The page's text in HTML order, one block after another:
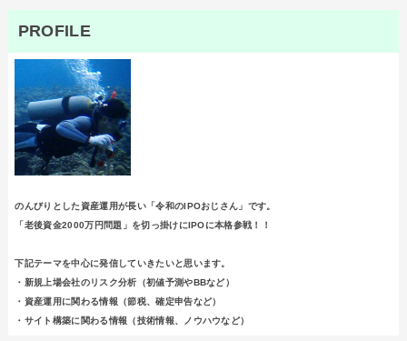
PROFILE
のんびりとした資産運用が長い「令和のIPOおじさん」です。
「老後資金2000万円問題」を切っ掛けにIPOに本格参戦！！
下記テーマを中心に発信していきたいと思います。
・新規上場会社のリスク分析（初値予測やBBなど）
・資産運用に関わる情報（節税、確定申告など）
・サイト構築に関わる情報（技術情報、ノウハウなど）